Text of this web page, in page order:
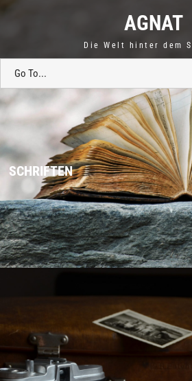
SCHRIFTEN
AGNAT
Die Welt hinter dem
Go To...